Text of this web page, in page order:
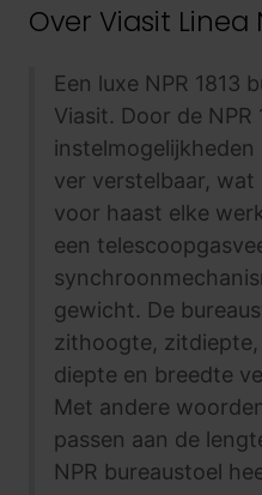
Over Viasit Linea
Een luxe NPR 1813
Viasit. Door de NPR
ver verstelbaar,
voor haast elke
een
gewicht. De
zithoogte,
diepte en breedte
Met andere
passen aan de
NPR bureaustoel